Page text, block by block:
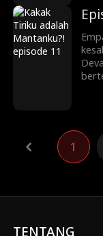
1
TENTANG